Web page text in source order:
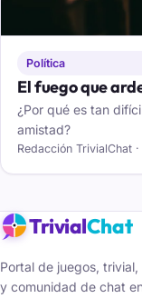
Política
El fuego que
¿Por qué es tan
amistad?
Redacción TrivialChat
TrivialChat
Portal de juegos,
y comunidad de chat